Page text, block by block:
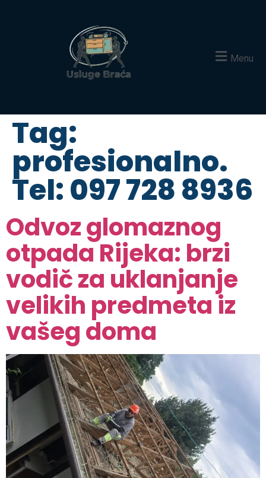
Menu
Tag:
profesionalno.
Tel: 097 728 8936
Odvoz glomaznog
otpada Rijeka: brzi
vodič za uklanjanje
velikih predmeta iz
vašeg doma